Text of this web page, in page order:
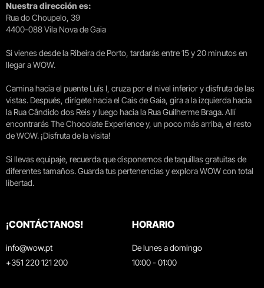
Nuestra dirección es:
Rua do Choupelo, 39
4400-088 Vila Nova de Gaia
Si vienes desde la Ribeira de Porto, tardarás entre 15 y 20 minutos en
llegar a WOW.
Camina hacia el puente Luís I, cruza por el nivel inferior y disfruta de las
vistas. Después, dirígete hacia el Cais de Gaia, gira a la izquierda hacia
la Rua Cândido dos Reis y luego hacia la Rua Guilherme Braga. Allí
encontrarás The Chocolate Experience y, un poco más arriba, el resto
de WOW. ¡Disfruta de la visita!
Si llevas equipaje, recuerda que disponemos de taquillas gratuitas de
diferentes tamaños. Guarda tus pertenencias y explora WOW con total
libertad.
¡CONTÁCTANOS!
info@wow.pt
+351 220 121 200
HORARIO
De lunes a domingo
10:00 - 01:00